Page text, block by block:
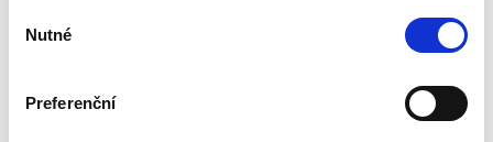
souhlasu
Nutné
Preferenční
alternativní interpretace.